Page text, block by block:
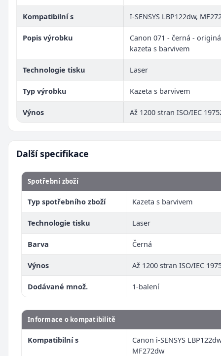
Kompatibilní s I-SENSYS LBP122dw,
Popis výrobku
Canon 071 - černá -
kazeta s barvivem
Technologie tisku Laser
Typ výrobku Kazeta s barvivem
Výnos Až 1200 stran ISO/IEC
Další specifikace
Spotřební zboží
Typ spotřebního zboží Kazeta s barvivem
Technologie tisku Laser
Barva Černá
Výnos Až 1200 stran ISO/IEC
Dodávané množ. 1-balení
Informace o kompatibilitě
Kompatibilní s
Canon i-SENSYS
MF272dw